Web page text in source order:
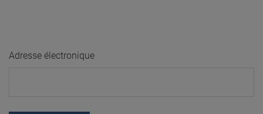
Adresse électronique